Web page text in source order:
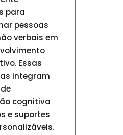
para
pessoas
verbais em
Essas
integram
cognitiva
e suportes